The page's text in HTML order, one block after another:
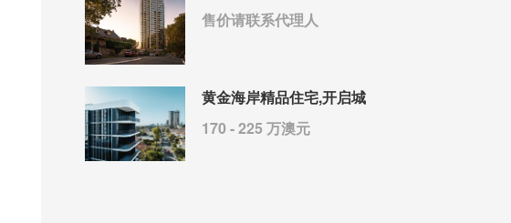
售价请联系代理人
黄金海岸精品住宅,开启城
170 - 225 万澳元